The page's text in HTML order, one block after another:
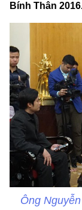
Bính Thân
Ông